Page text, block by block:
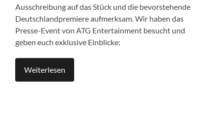
Ausschreibung auf das Stück und die bevorstehende
Deutschlandpremiere aufmerksam. Wir haben das
Presse-Event von ATG Entertainment besucht und
geben euch exklusive Einblicke:
Weiterlesen